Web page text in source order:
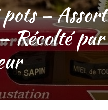
–
Récolté